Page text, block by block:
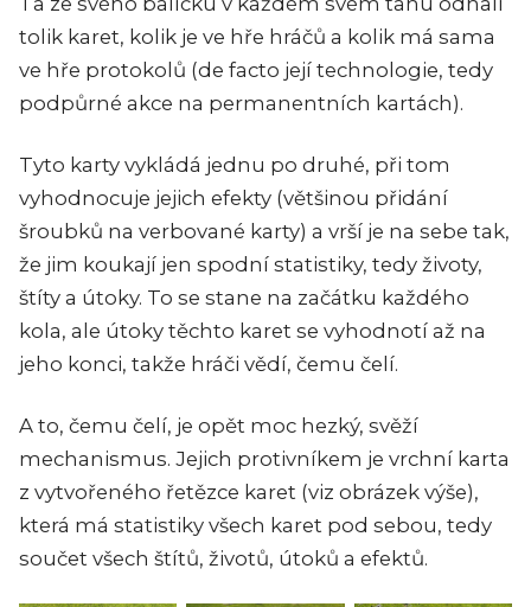
tolik karet, kolik je ve hře hráčů a kolik má sama
ve hře protokolů (de facto její technologie, tedy
podpůrné akce na permanentních kartách).
Tyto karty vykládá jednu po druhé, při tom
vyhodnocuje jejich efekty (většinou přidání
šroubků na verbované karty) a vrší je na sebe tak,
že jim koukají jen spodní statistiky, tedy životy,
štíty a útoky. To se stane na začátku každého
kola, ale útoky těchto karet se vyhodnotí až na
jeho konci, takže hráči vědí, čemu čelí.
A to, čemu čelí, je opět moc hezký, svěží
mechanismus. Jejich protivníkem je vrchní karta
z vytvořeného řetězce karet (viz obrázek výše),
která má statistiky všech karet pod sebou, tedy
součet všech štítů, životů, útoků a efektů.